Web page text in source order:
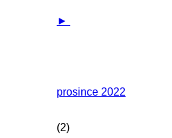
►
prosince 2022
(2)